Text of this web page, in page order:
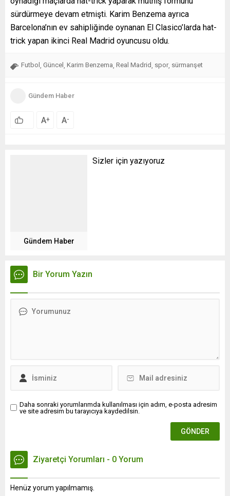
sürdürmeye devam etmişti. Karim Benzema ayrıca
Barcelona’nın ev sahipliğinde oynanan El Clasico’larda hat-
trick yapan ikinci Real Madrid oyuncusu oldu.
Futbol Güncel Karim Benzema Real Madrid spor sürmanşet
Gündem Haber
A+ A-
Gündem Haber
Sizler için yazıyoruz
Bir Yorum Yazın
Daha sonraki yorumlarımda kullanılması için adım, e-posta adresim
ve site adresim bu tarayıcıya kaydedilsin.
Ziyaretçi Yorumları - 0 Yorum
Henüz yorum yapılmamış.